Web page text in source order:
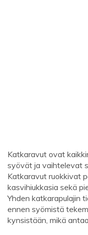
Katkaravut ovat
syövät ja vaihtelevat
Katkaravut ruokkivat
kasvihiukkasia sekä
Yhden katkarapulajin
ennen syömistä
kynsistään, mikä